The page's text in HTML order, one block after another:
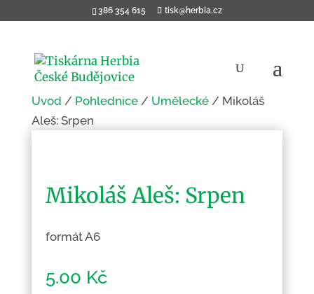
386 354 615 tisk@herbia.cz
Úvod / Pohlednice/ Umělecké/ Mikoláš
Aleš: Srpen
Mikoláš Aleš: Srpen
formát A6
5.00 Kč